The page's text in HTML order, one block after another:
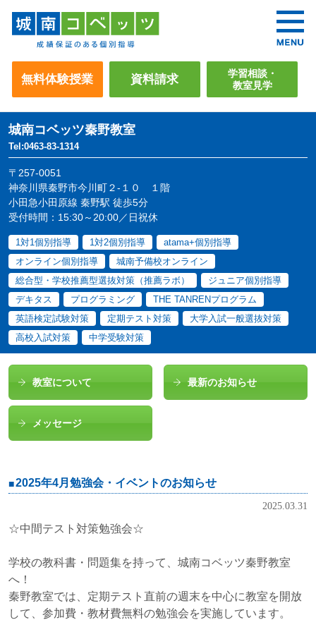
無料体験授業 資料請求
学習相談・
教室見学
城南コベッツ秦野教室
Tel:0463-83-1314
〒257-0051
神奈川県秦野市今川町２-１０ １階
小田急小田原線 秦野駅 徒歩5分
受付時間：15:30～20:00／日祝休
1対1個別指導 1対2個別指導
atama+個別指導
オンライン個別指導
城南予備校オンライン
総合型・学校推薦型選抜対策（推薦ラボ）
ジュニア個別指導
デキタス
プログラミング
THE TANRENプログラム
英語検定試験対策
定期テスト対策
大学入試一般選抜対策
高校入試対策
中学受験対策
教室について 最新のお知らせ
メッセージ
2025年4月勉強会・イベントのお知らせ
2025.03.31
☆中間テスト対策勉強会☆
学校の教科書・問題集を持って、城南コベッツ秦野教室
へ！
秦野教室では、定期テスト直前の週末を中心に教室を開放
して、参加費・教材費無料の勉強会を実施しています。